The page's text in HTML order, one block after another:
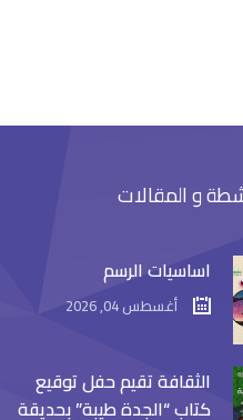
و المقالات
اساسيات الرسم
أغسطس 04, 2026
الثقافة تقيم حفل توقيع
كتاب “الجدة طيبة” بحديقة